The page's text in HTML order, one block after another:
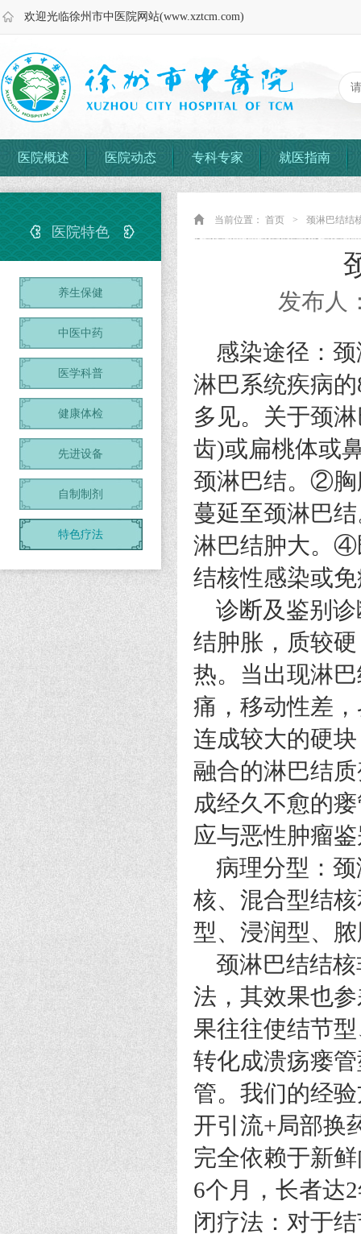
欢迎光临徐州市中医院网站(www.xztcm.com)
医院概述 医院动态 专科专家 就医指南
医院特色
养生保健
中医中药
医学科普
健康体检
先进设备
自制制剂
特色疗法
当前位置： 首页 > 颈淋巴结结
发布人
感染途径：
淋巴系统疾病
多见。关于颈
齿)或扁桃体或
颈淋巴结。②胸
蔓延至颈淋巴
淋巴结肿大。④
结核性感染或
诊断及鉴别
结肿胀，质较
热。当出现淋
痛，移动性差
连成较大的硬
融合的淋巴结
成经久不愈的
应与恶性肿瘤
病理分型：
核、混合型结
型、浸润型、
颈淋巴结结
法，其效果也
果往往使结节
转化成溃疡瘘
管。我们的经
开引流+局部换
完全依赖于新
6个月，长者达
闭疗法：对于